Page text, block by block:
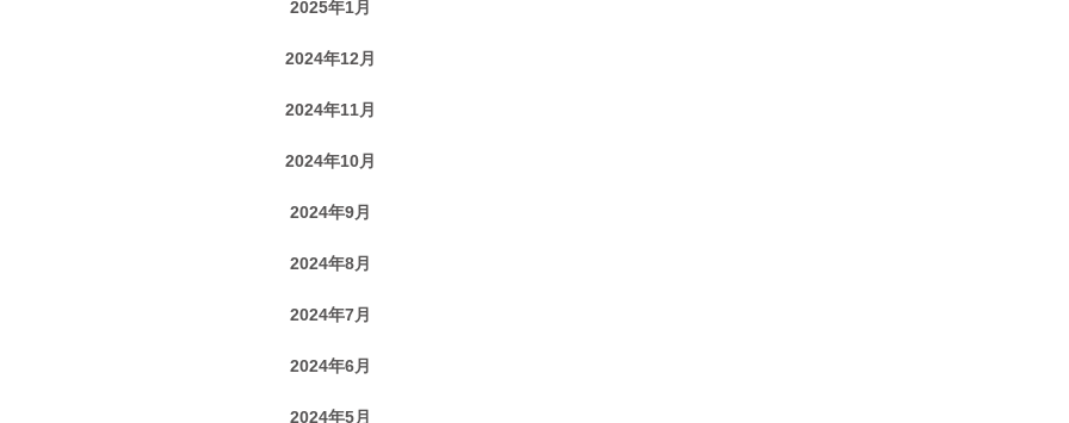
2025年1月
2024年12月
2024年11月
2024年10月
2024年9月
2024年8月
2024年7月
2024年6月
2024年5月